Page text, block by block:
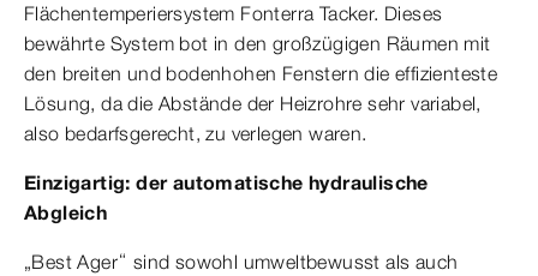
Flächentemperiersystem Fonterra Tacker. Dieses
bewährte System bot in den großzügigen Räumen mit
den breiten und bodenhohen Fenstern die effizienteste
Lösung, da die Abstände der Heizrohre sehr variabel,
also bedarfsgerecht, zu verlegen waren.
Einzigartig: der automatische hydraulische
Abgleich
„Best Ager“ sind sowohl umweltbewusst als auch